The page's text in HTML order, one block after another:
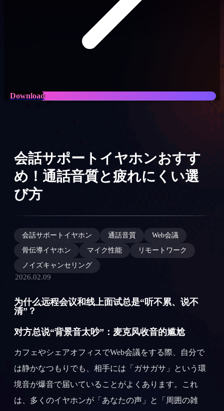
Download
会話サポートイヤホンおすす
め！通話音質と疲れにくい選
び方
会話サポートイヤホン 通話音質
Web会議
骨伝導イヤホン
マイク性能
リモートワーク
ノイズキャンセリング
2026.02.09
为什么远程会议和线上面试总是“听不累、说不
清”？
对方总说“背景音太吵”：麦克风收音的尴尬
カフェやシェアオフィスでWeb会議をする際、自分で
は静かなつもりでも、相手には「ガサガサ」という環
境音が爆音で届いていることがよくあります。これ
は、多くのイヤホンが「あなたの声」と「周囲の雑